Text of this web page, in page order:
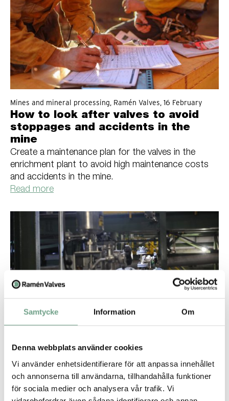
Samtycke Information Om
Denna webbplats använder cookies
Vi använder enhetsidentifierare för att anpassa innehållet
och annonserna till användarna, tillhandahålla funktioner
för sociala medier och analysera vår trafik. Vi
Mines and mineral processing, Ramén Valves, 16 February
How to look after valves to avoid
stoppages and accidents in the
mine
Create a maintenance plan for the valves in the
enrichment plant to avoid high maintenance costs
and accidents in the mine.
Read more
Checklist for ordering the right
valves for an enrichment plant
Ordering the right valves can be a challenge. Use this
checklist to order the right valves for an enrichment